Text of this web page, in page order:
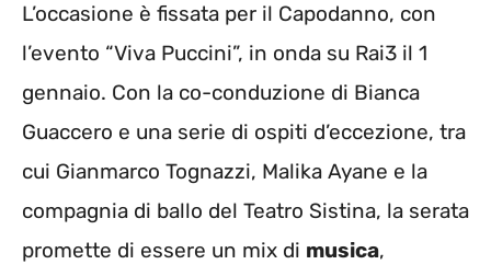
L’occasione è fissata per il Capodanno, con
l’evento “Viva Puccini”, in onda su Rai3 il 1
gennaio. Con la co-conduzione di Bianca
Guaccero e una serie di ospiti d’eccezione, tra
cui Gianmarco Tognazzi, Malika Ayane e la
compagnia di ballo del Teatro Sistina, la serata
promette di essere un mix di musica,